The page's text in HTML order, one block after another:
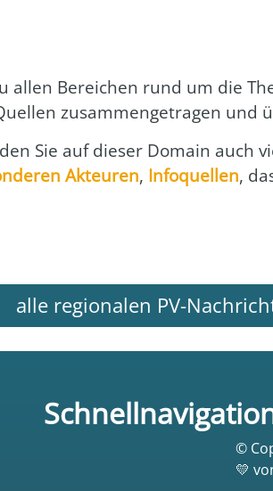
allen Berei­chen rund um die
zusam­men­ge­tra­gen und
Sie auf die­ser Domain auch
Akteu­ren, Info­quel­len,
alle regionalen PV-
©
💛